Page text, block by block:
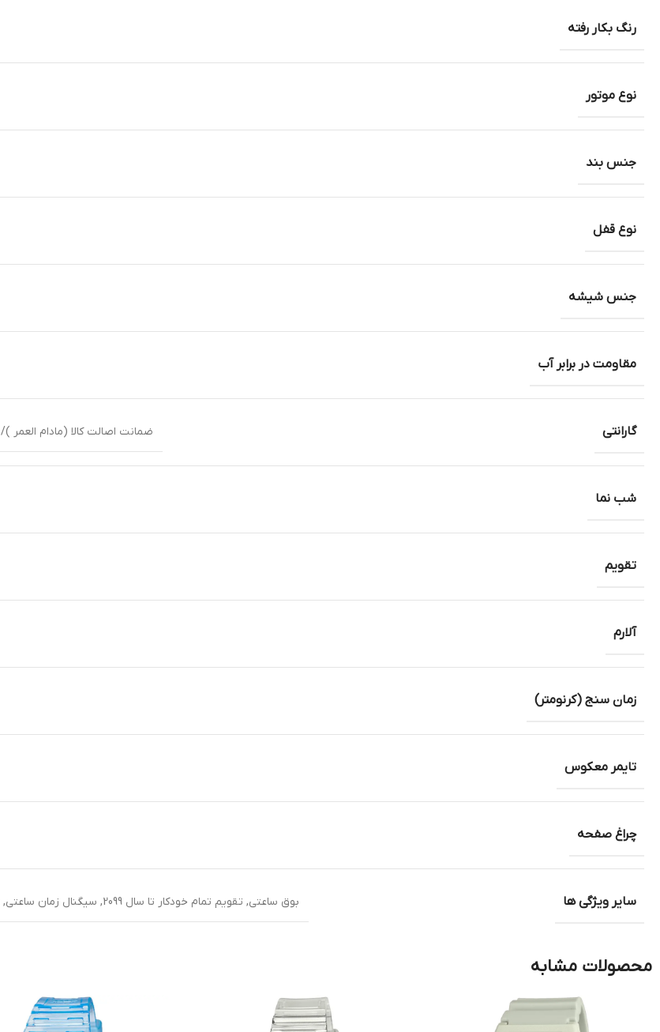
رنگ بکار رفته
نوع موتور
جنس بند
نوع قفل
جنس شیشه
مقاومت در برابر آب
گارانتی ضمانت اصالت کالا (مادام العمر )/ 1سال ضمانت بین المللی شرکت پوزیترون یا زمان داران پارس
شب نما
تقویم
آلارم
زمان سنج (کرنومتر)
تایمر معکوس
چراغ صفحه
سایر ویژگی ها بوق ساعتی, تقویم تمام خودکار تا سال 2099 , سیگنال زمان ساعتی,
محصولات مشابه